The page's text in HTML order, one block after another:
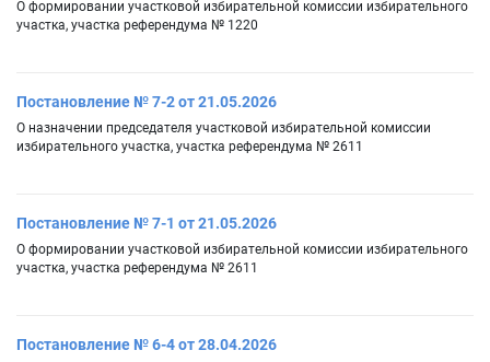
О формировании участковой избирательной комиссии избирательного
участка, участка референдума № 1220
Постановление № 7-2 от 21.05.2026
О назначении председателя участковой избирательной комиссии
избирательного участка, участка референдума № 2611
Постановление № 7-1 от 21.05.2026
О формировании участковой избирательной комиссии избирательного
участка, участка референдума № 2611
Постановление № 6-4 от 28.04.2026